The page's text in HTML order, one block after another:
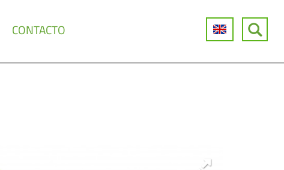
CONTACTO